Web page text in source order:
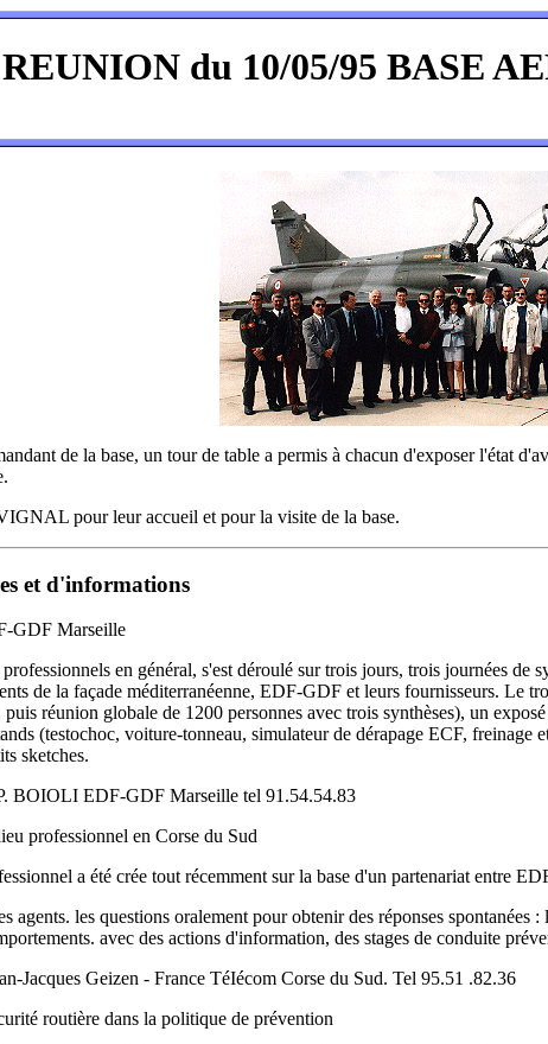
REUNION du 10/05/95 BASE
de la base, un tour de table a permis à chacun d'exposer l'état
pour leur accueil et pour la visite de la base.
et d'informations
GDF Marseille
en général, s'est déroulé sur trois jours, trois journées de
de la façade méditerranéenne, EDF-GDF et leurs fournisseurs. Le
réunion globale de 1200 personnes avec trois synthèses), un
(testochoc, voiture-tonneau, simulateur de dérapage ECF, freinage
sketches.
BOIOLI EDF-GDF Marseille tel 91.54.54.83
professionnel en Corse du Sud
a été crée tout récemment sur la base d'un partenariat entre
agents. les questions oralement pour obtenir des réponses
avec des actions d'information, des stages de conduite
Jacques Geizen - France TéIécom Corse du Sud. Tel 95.51 .82.36
routière dans la politique de prévention